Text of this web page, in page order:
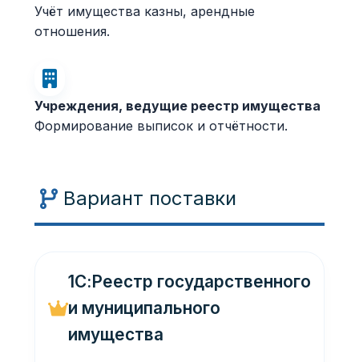
Учёт имущества казны, арендные
отношения.
Учреждения, ведущие реестр имущества
Формирование выписок и отчётности.
Вариант поставки
1С:Реестр государственного
и муниципального
имущества